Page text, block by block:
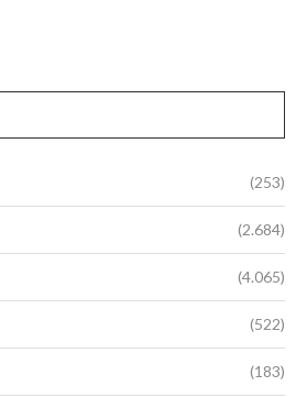
(253)
(2.684)
(4.065)
(522)
(183)